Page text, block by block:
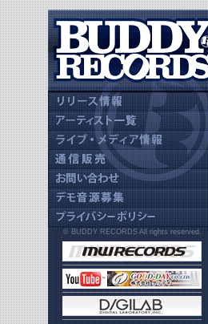
© BUDDY RECORDS All rights reserved.